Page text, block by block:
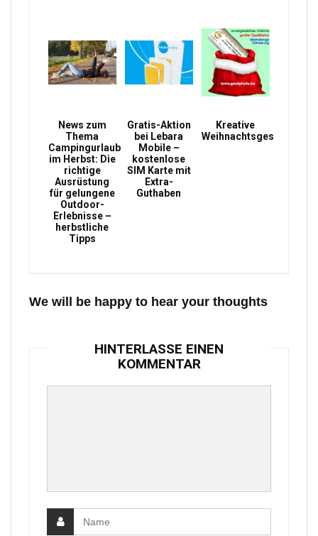
News zum
Thema
Campingurlaub
im Herbst: Die
richtige
Ausrüstung
für gelungene
Outdoor-
Erlebnisse –
herbstliche
Tipps
Gratis-Aktion
bei Lebara
Mobile –
kostenlose
SIM Karte mit
Extra-
Guthaben
Kreative
Weihnachtsgeschenke
We will be happy to hear your thoughts
HINTERLASSE EINEN
KOMMENTAR